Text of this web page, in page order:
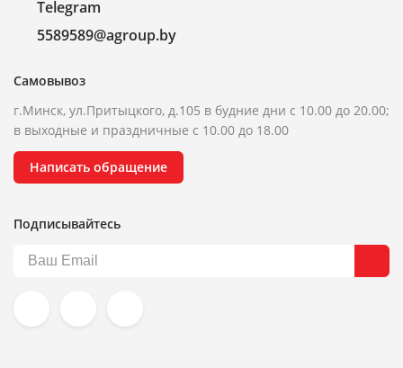
Telegram
5589589@agroup.by
Самовывоз
г.Минск, ул.Притыцкого, д.105 в будние дни с 10.00 до 20.00;
в выходные и праздничные с 10.00 до 18.00
Написать обращение
Подписывайтесь